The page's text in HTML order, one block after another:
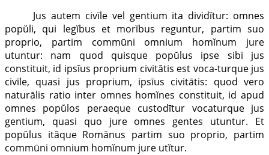
Jus autem civīle vel gentium ita dividĭtur: omnes
popŭli, qui legĭbus et morĭbus reguntur, partim suo
proprio, partim commūni omnium homĭnum jure
utuntur: nam quod quisque popŭlus ipse sibi jus
constituit, id ipsīus proprium civitātis est voca-turque jus
civīle, quasi jus proprium, ipsīus civitātis: quod vero
naturālis ratio inter omnes homĭnes constituit, id apud
omnes popŭlos peraeque custodītur vocaturque jus
gentium, quasi quo jure omnes gentes utuntur. Et
popŭlus ităque Romānus partim suo proprio, partim
commūni omnium homĭnum jure utĭtur.